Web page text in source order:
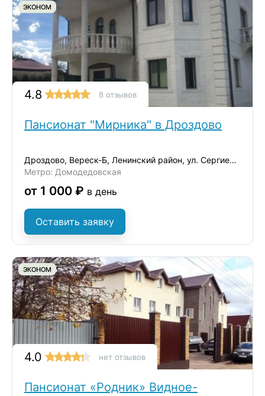
ЭКОНОМ
4.8 8 отзывов
Пансионат "Мирника" в Дроздово
Дроздово, Вереск-Б, Ленинский район, ул. Сергиевская, д.17А
Метро: Домодедовская
от 1 000 ₽ в день
Оставить заявку
ЭКОНОМ
4.0 нет отзывов
Пансионат «Родник» Видное-